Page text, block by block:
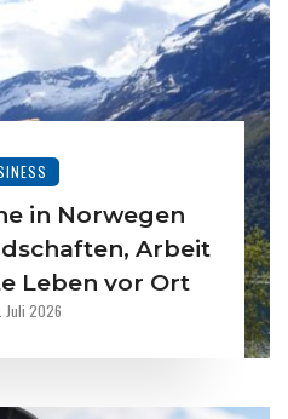
in Norwegen
Arbeit
Leben vor Ort
Juli 2026